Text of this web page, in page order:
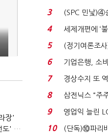
장'
서울시장 선거의 '경고'…2030·부동산 놓치면 '총선도 대선도' 패배
목…9월 ‘폴...
3
(SPC 민낯)④
생법 위반 반
4
세제개편에 ‘
세 구하기 더
5
(정기여론조
'초접전'…대
6
기업은행, 소
이스피싱 공시
7
경상수지 또
억달러에
8
삼전닉스 “주
로이터에 성명
9
영업익 늘린
업 드라이브'...
10
(단독)⑩파리